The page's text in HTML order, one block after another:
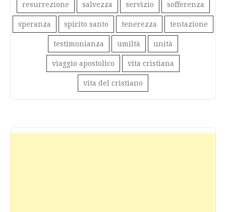
resurrezione salvezza servizio sofferenza
speranza spirito santo tenerezza tentazione
testimonianza umiltà unità
viaggio apostolico vita cristiana
vita del cristiano